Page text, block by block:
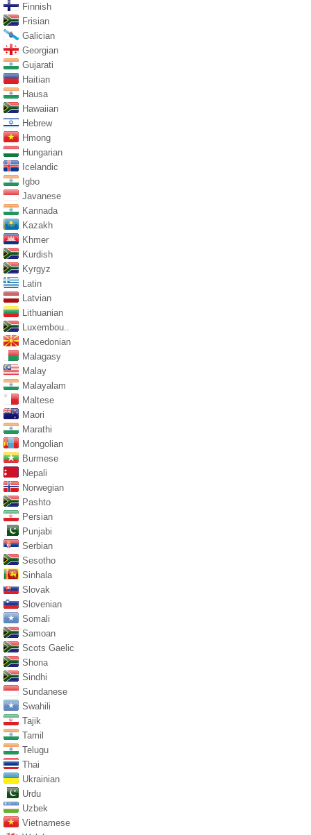
Finnish
Frisian
Galician
Georgian
Gujarati
Haitian
Hausa
Hawaiian
Hebrew
Hmong
Hungarian
Icelandic
Igbo
Javanese
Kannada
Kazakh
Khmer
Kurdish
Kyrgyz
Latin
Latvian
Lithuanian
Luxembou..
Macedonian
Malagasy
Malay
Malayalam
Maltese
Maori
Marathi
Mongolian
Burmese
Nepali
Norwegian
Pashto
Persian
Punjabi
Serbian
Sesotho
Sinhala
Slovak
Slovenian
Somali
Samoan
Scots Gaelic
Shona
Sindhi
Sundanese
Swahili
Tajik
Tamil
Telugu
Thai
Ukrainian
Urdu
Uzbek
Vietnamese